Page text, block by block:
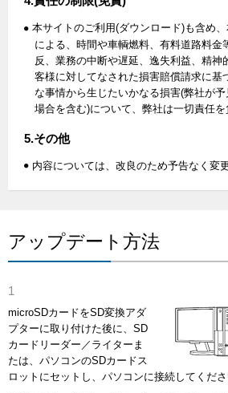
本サイトのご利用(ダウンロード)も含め
による、時間や車輌燃料、有料道路料金
反、業務の中断や遅延、逸失利益、精神
客様に対してなされた損害賠償請求に基
な事情から生じたいかなる損害(弊社が
場合を含む)について、弊社は一切責任を
5.その他
内容については、改良のため予告なく変
アップデート方法
microSDカードをSD変換アダ
プターに取り付けた後に、SD
カードリーダー／ライターま
たは、パソコンのSDカードス
ロットにセットし、パソコンに接続してくださ